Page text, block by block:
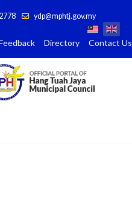
ydp@mphtj.gov.my
Directory Contact Us